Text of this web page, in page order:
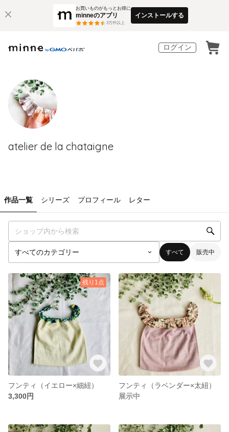
お買いものがもっとお得に
minneのアプリ
3万件以上
インストールする
ログイン
atelier de la chataigne
作品一覧 シリーズ プロフィール レター
すべて 販売中
残り1点
フンティ（イエロー×細紐）
3,300円
フンティ（ラベンダー×太紐）
展示中